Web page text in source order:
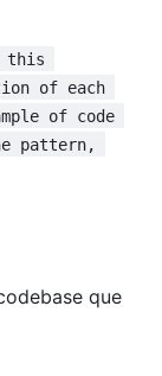
this
of each
of code
pattern,
que